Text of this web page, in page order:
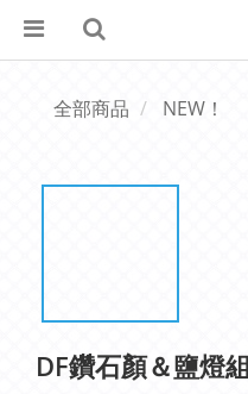
全部商品 NEW！
DF鑽石顏＆鹽燈組